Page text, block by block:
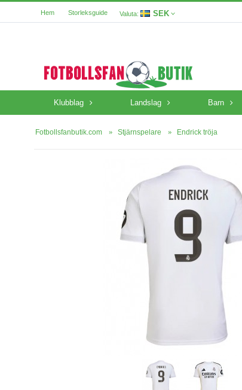
Hem Storleksguide Valuta: SEK
Klubblag Landslag Barn
Fotbollsfanbutik.com Stjärnspelare Endrick tröja